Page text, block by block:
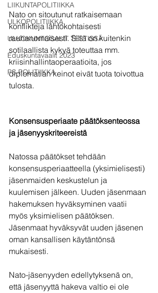
LIIKUNTAPOLITIIKKA
ULKOPOLITIIKKA
ULKOKUNTOSALIT TESTISSÄ
Eduskuntavaalit 2023
PS POLITIIKKA
Nato on sitoutunut ratkaisemaan
konflikteja lähtökohtaisesti
rauhanomaisesti. Sillä on kuitenkin
sotilaallista kykyä toteuttaa mm.
kriisinhallintaoperaatioita, jos
diplomatian keinot eivät tuota toivottua
tulosta.
Konsensusperiaate päätöksenteossa
ja jäsenyyskriteereistä
Natossa päätökset tehdään
konsensusperiaatteella (yksimielisesti)
jäsenmaiden keskustelun ja
kuulemisen jälkeen. Uuden jäsenmaan
hakemuksen hyväksyminen vaatii
myös yksimielisen päätöksen.
Jäsenmaat hyväksyvät uuden jäsenen
oman kansallisen käytäntönsä
mukaisesti.
Nato-jäsenyyden edellytyksenä on,
että jäsenyyttä hakeva valtio ei ole